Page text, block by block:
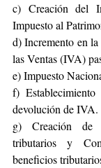
c) Creación del
Impuesto al
d) Incremento en
las Ventas (IVA)
e) Impuesto
f)
devolución de IVA.
g) Creación de
tributarios y
beneficios